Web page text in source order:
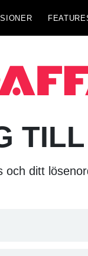
och ditt